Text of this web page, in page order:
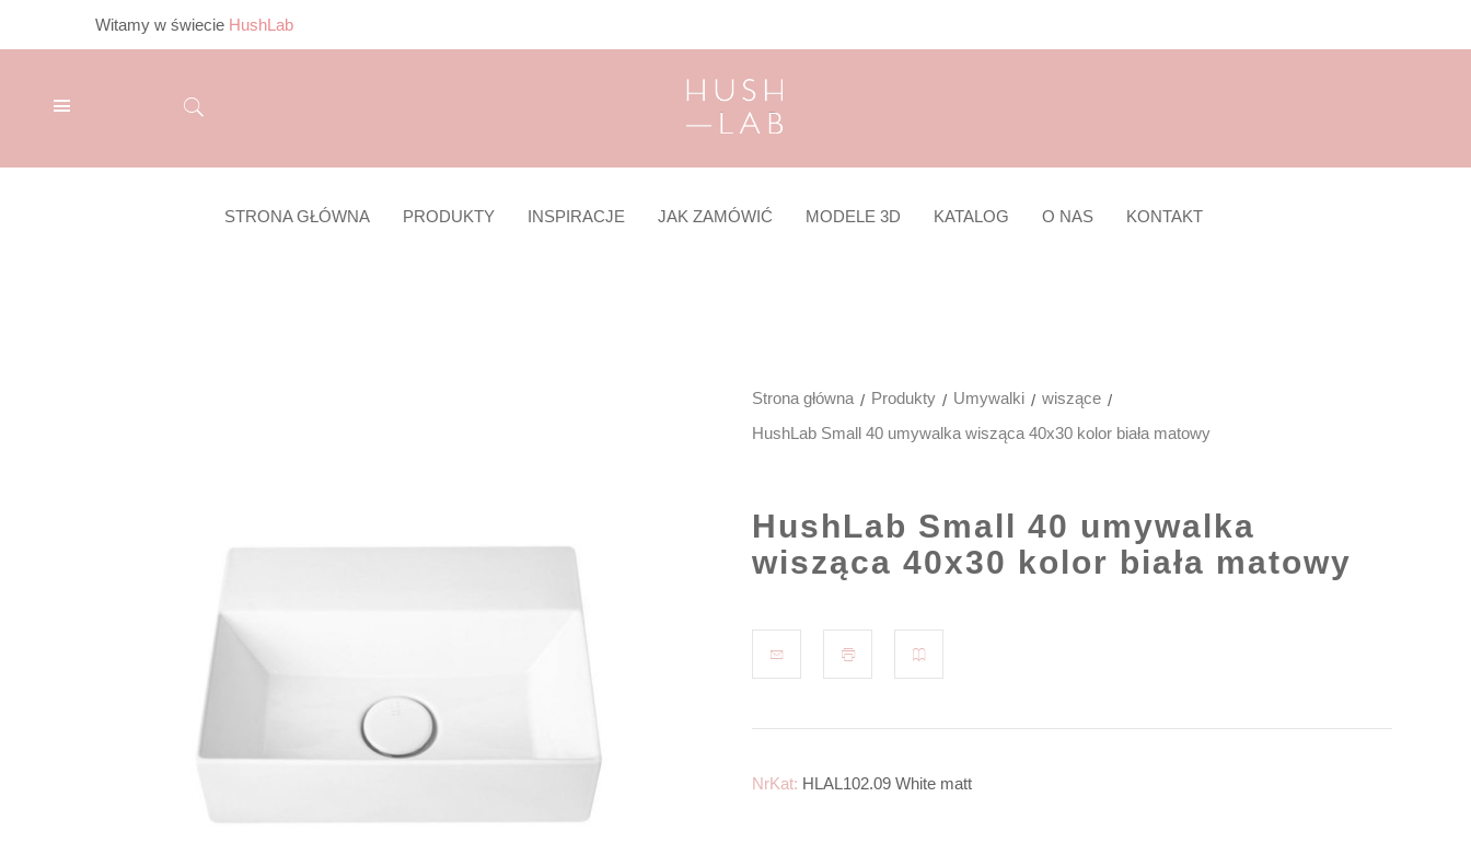
Witamy w świecie HushLab
STRONA GŁÓWNA PRODUKTY INSPIRACJE JAK ZAMÓWIĆ MODELE 3D KATALOG O NAS KONTAKT
Strona główna Produkty Umywalki
wiszące
HushLab Small 40 umywalka wisząca 40x30 kolor biała matowy
HushLab Small 40 umywalka
wisząca 40x30 kolor biała matowy
NrKat: HLAL102.09 White matt